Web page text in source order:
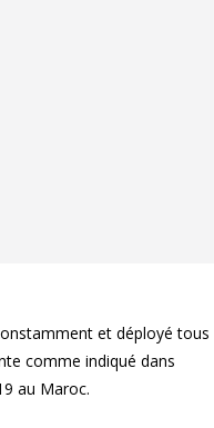
et déployé tous
comme indiqué dans
au Maroc.